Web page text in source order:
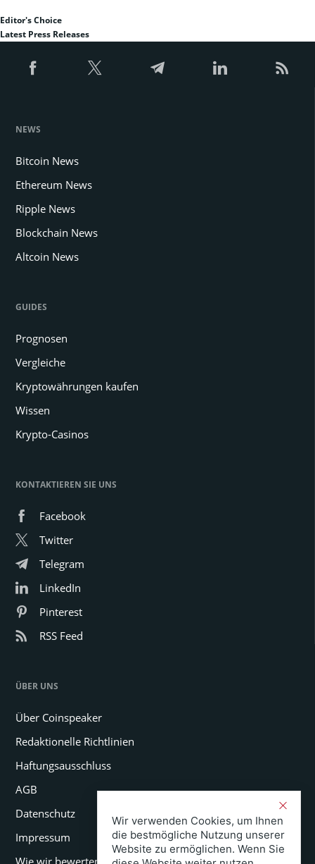
Editor's Choice
Latest Press Releases
NEWS
Bitcoin News
Ethereum News
Ripple News
Blockchain News
Altcoin News
GUIDES
Prognosen
Vergleiche
Kryptowährungen kaufen
Wissen
Krypto-Casinos
KONTAKTIEREN SIE UNS
Facebook
Twitter
Telegram
LinkedIn
Pinterest
RSS Feed
ÜBER UNS
Über Coinspeaker
Redaktionelle Richtlinien
Haftungsausschluss
AGB
Datenschutz
Impressum
Wir verwenden Cookies, um Ihnen
die bestmögliche Nutzung unserer
Website zu ermöglichen. Wenn Sie